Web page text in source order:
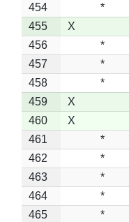
454
*
455
X
456
*
457
*
458
*
459
X
460
X
461
*
462
*
463
*
464
*
465
*